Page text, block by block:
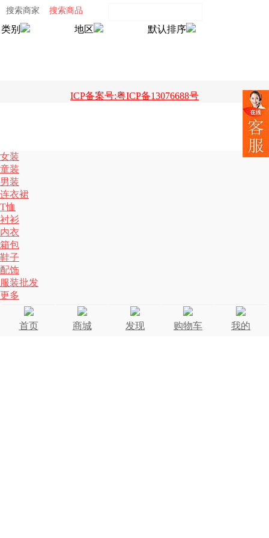
搜索商家 搜索商品
类别 地区 默认排序
ICP备案号:粤ICP备13076688号
女装
童装
男装
连衣裙
T恤
衬衫
内衣
箱包
鞋子
配饰
服装批发
更多
首页 商城 发现 购物车 我的